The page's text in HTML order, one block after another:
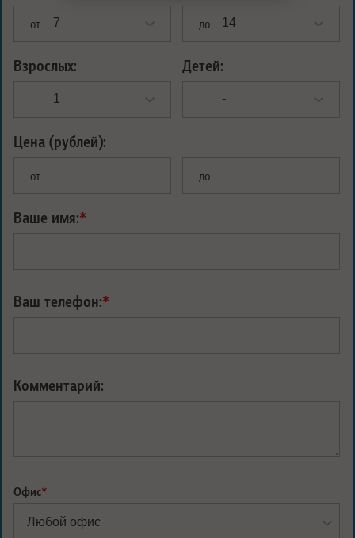
от до
Взрослых: Детей:
Цена (рублей):
от до
Ваше имя:*
Ваш телефон:*
Комментарий:
Офис*